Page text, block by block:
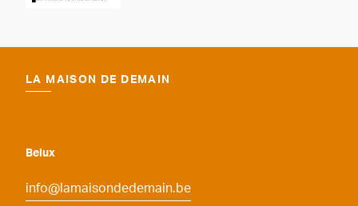
LA MAISON DE DEMAIN
Belux
info@lamaisondedemain.be